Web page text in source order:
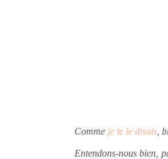
Comme je te le disais ,
Entendons-nous bien, p